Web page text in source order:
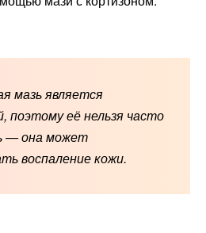
мазь является
поэтому её нельзя часто
— она может
воспаление кожи.